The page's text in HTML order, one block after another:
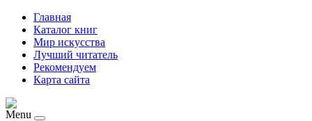
Главная
Каталог книг
Мир искусства
Лучший читатель
Рекомендуем
Карта сайта
Menu